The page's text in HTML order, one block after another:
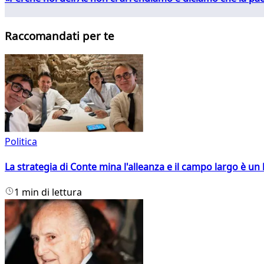
Raccomandati per te
Politica
La strategia di Conte mina l'alleanza e il campo largo è
1 min di lettura